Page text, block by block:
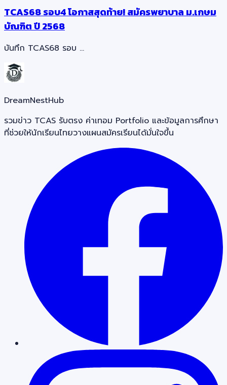
TCAS68 รอบ4 โอกาสสุดท้าย! สมัครพยาบาล ม.เกษม
บัณฑิต ปี 2568
บันทึก TCAS68 รอบ …
DreamNestHub
รวมข่าว TCAS รับตรง ค่าเทอม Portfolio และข้อมูลการศึกษา
ที่ช่วยให้นักเรียนไทยวางแผนสมัครเรียนได้มั่นใจขึ้น